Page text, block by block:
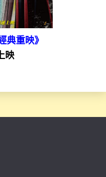
典重映》
映